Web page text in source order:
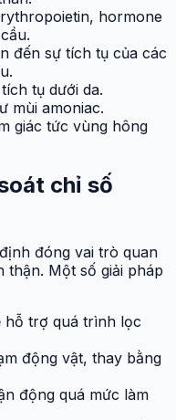
hormone
đến sự tích tụ của các
tụ dưới da.
mùi amoniac.
giác tức vùng hông
chỉ số
đóng vai trò quan
thận. Một số giải pháp
hỗ trợ quá trình lọc
động vật, thay bằng
động quá mức làm